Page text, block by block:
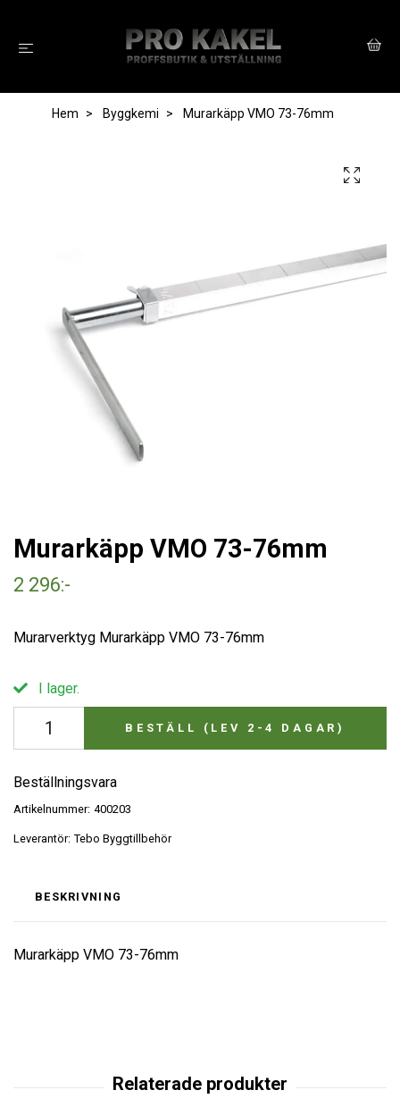
Hem Byggkemi Murarkäpp VMO 73-76mm
Murarkäpp VMO 73-76mm
2 296:-
Murarverktyg Murarkäpp VMO 73-76mm
I lager.
BESTÄLL (LEV 2-4 DAGAR)
Beställningsvara
Artikelnummer: 400203
Leverantör: Tebo Byggtillbehör
BESKRIVNING
Murarkäpp VMO 73-76mm